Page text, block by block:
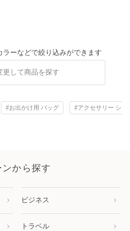
ラーなどで絞り込みができます
更して商品を探す
#お出かけ用 バッグ #アクセサリー シッ
ンから探す
ビジネス
トラベル